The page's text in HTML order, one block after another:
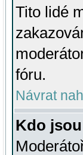
Tito lidé
fóru.
Návrat
Kdo